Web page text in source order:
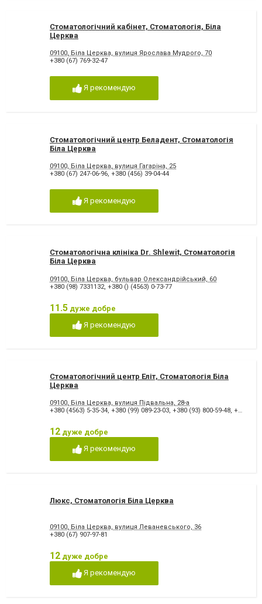
Стоматологічний кабінет, Стоматологія, Біла
Церква
09100, Біла Церква, вулиця Ярослава Мудрого, 70
+380 (67) 769-32-47
Я рекомендую
Стоматологічний центр Беладент, Стоматологія
Біла Церква
09100, Біла Церква, вулиця Гагаріна, 25
+380 (67) 247-06-96, +380 (456) 39-04-44
Я рекомендую
Стоматологічна клініка Dr. Shlewit, Стоматологія
Біла Церква
09100, Біла Церква, бульвар Олександрійський, 60
+380 (98) 7331132 +380 () (4563) 0-73-77
11.5 дуже добре
Я рекомендую
Стоматологічний центр Еліт, Стоматологія Біла
Церква
09100, Біла Церква, вулиця Підвальна, 28-а
+380 (4563) 5-35-34, +380 (99) 089-23-03, +380 (93) 800-59-48, +380 (68) 308-67-97
12 дуже добре
Я рекомендую
Люкс, Стоматологія Біла Церква
09100, Біла Церква, вулиця Леваневського, 36
+380 (67) 907-97-81
12 дуже добре
Я рекомендую